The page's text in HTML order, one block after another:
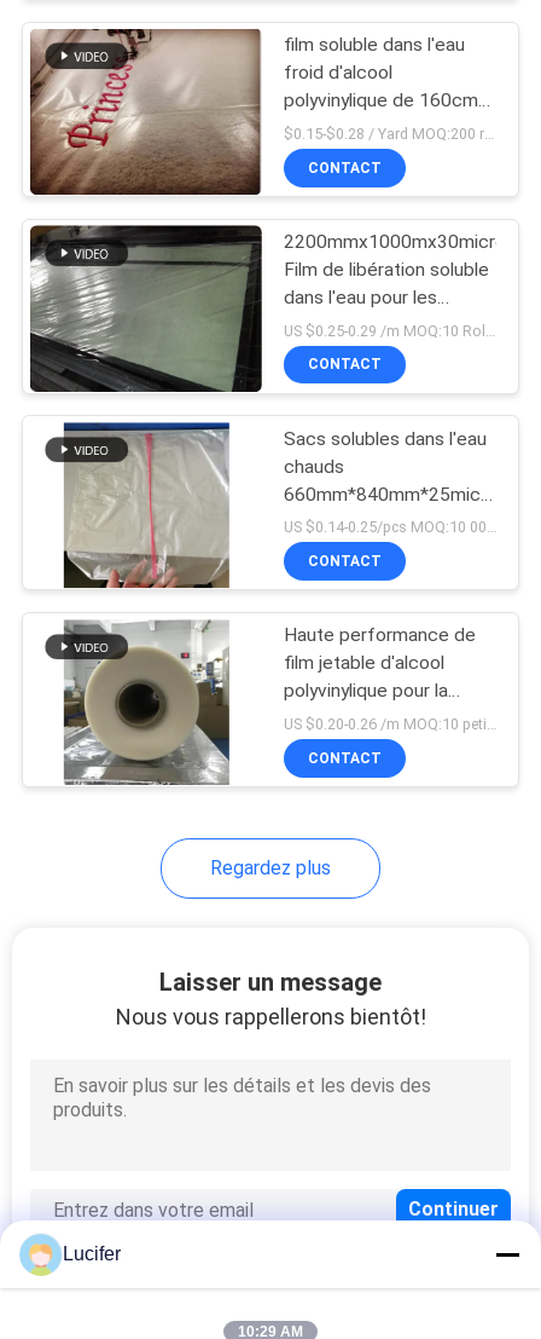
film soluble dans l'eau
froid d'alcool
polyvinylique de 160cm
pour la broderie
CONTACT
2200mmx1000mx30micron
Film de libération soluble
dans l'eau pour les
surfaces solides
CONTACT
Sacs solubles dans l'eau
chauds
660mm*840mm*25micron
à blanchisserie d'alcool
polyvinylique
US $0.14-0.25/pcs MOQ:10 000 PCs
CONTACT
Haute performance de
film jetable d'alcool
polyvinylique pour la
libération de marbre
artificielle
US $0.20-0.26 /m MOQ:10 petits pains
CONTACT
Regardez plus
Laisser un message
Nous vous rappellerons bientôt!
Lucifer
10:29 AM